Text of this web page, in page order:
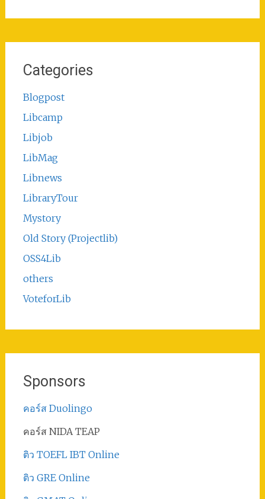
Categories
Blogpost
Libcamp
Libjob
LibMag
Libnews
LibraryTour
Mystory
Old Story (Projectlib)
OSS4Lib
others
VoteforLib
Sponsors
คอร์ส Duolingo
คอร์ส NIDA TEAP
ติว TOEFL IBT Online
ติว GRE Online